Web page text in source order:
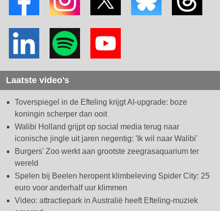
Laatste video's
Toverspiegel in de Efteling krijgt AI-upgrade: boze
koningin scherper dan ooit
Walibi Holland grijpt op social media terug naar
iconische jingle uit jaren negentig: 'Ik wil naar Walibi'
Burgers' Zoo werkt aan grootste zeegrasaquarium ter
wereld
Spelen bij Beelen heropent klimbeleving Spider City: 25
euro voor anderhalf uur klimmen
Video: attractiepark in Australië heeft Efteling-muziek